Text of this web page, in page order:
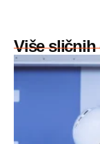
Više sličnih